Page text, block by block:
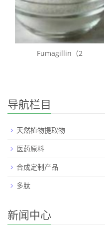
Fumagillin（2
导航栏目
天然植物提取物
医药原料
合成定制产品
多肽
新闻中心